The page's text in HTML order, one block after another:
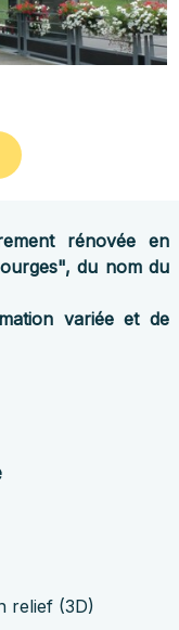
rénovée en
du nom du
variée et de
relief (3D)